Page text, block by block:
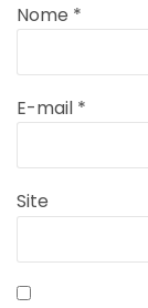
Nome *
E-mail *
Site